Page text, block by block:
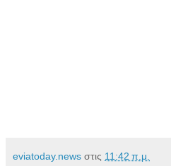
eviatoday.news στις 11:42 π.μ.